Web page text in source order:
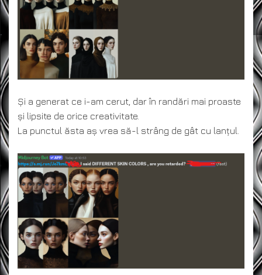
Și a generat ce i-am cerut, dar în randări mai proaste
și lipsite de orice creativitate.
La punctul ăsta aș vrea să-l strâng de gât cu lanțul.